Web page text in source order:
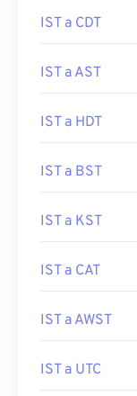
IST a CDT
IST a AST
IST a HDT
IST a BST
IST a KST
IST a CAT
IST a AWST
IST a UTC